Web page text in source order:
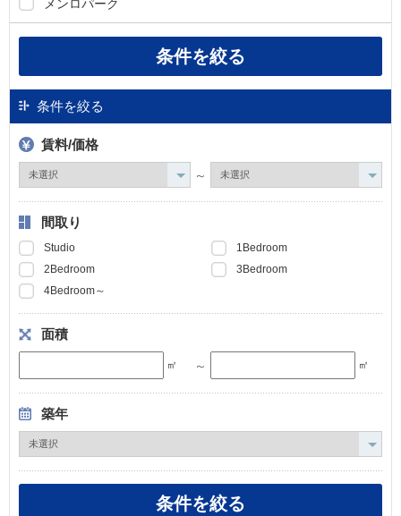
メンロパーク
条件を絞る
賃料/価格
～
間取り
Studio
1Bedroom
2Bedroom
3Bedroom
4Bedroom～
面積
㎡ ～ ㎡
築年